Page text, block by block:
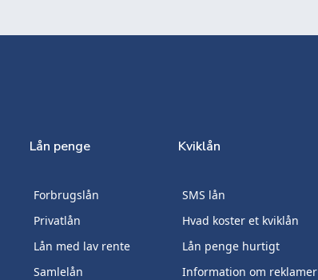
Lån penge
Forbrugslån
Privatlån
Lån med lav rente
Samlelån
Kviklån
SMS lån
Hvad koster et kviklån
Lån penge hurtigt
Information om reklamer